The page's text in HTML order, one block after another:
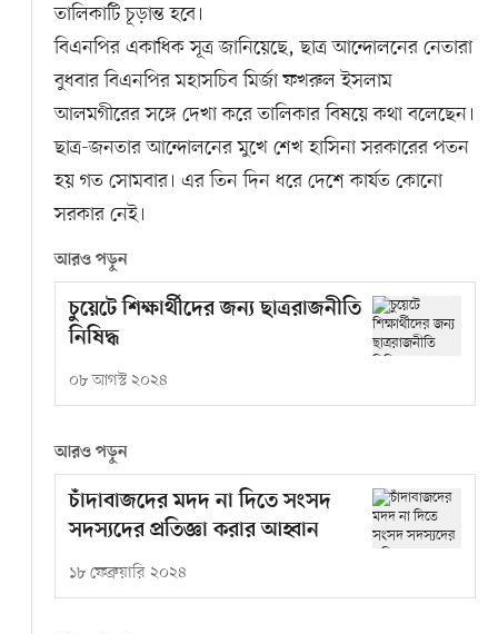
তালিকাটি চূড়ান্ত হবে।
বিএনপির একাধিক সূত্র জানিয়েছে, ছাত্র আন্দোলনের নেতারা
বুধবার বিএনপির মহাসচিব মির্জা ফখরুল ইসলাম
আলমগীরের সঙ্গে দেখা করে তালিকার বিষয়ে কথা বলেছেন।
ছাত্র-জনতার আন্দোলনের মুখে শেখ হাসিনা সরকারের পতন
হয় গত সোমবার। এর তিন দিন ধরে দেশে কার্যত কোনো
সরকার নেই।
আরও পড়ুন
চুয়েটে শিক্ষার্থীদের জন্য ছাত্ররাজনীতি
নিষিদ্ধ
০৮ আগস্ট ২০২৪
আরও পড়ুন
চাঁদাবাজদের মদদ না দিতে সংসদ
সদস্যদের প্রতিজ্ঞা করার আহ্বান
১৮ ফেব্রুয়ারি ২০২৪